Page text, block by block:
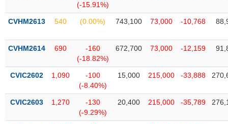
(-15.91%)
CVHM2613 540 (0.00%) 743,100 73,000 -10,768
CVHM2614 690
-160
(-18.82%)
672,700 73,000 -12,159
CVIC2602 1,090
-100
(-8.40%)
15,000 215,000 -33,888
CVIC2603 1,270
-130
(-9.29%)
20,400 215,000 -35,789
Thuật
ngữ
vụ
(-)
tạo